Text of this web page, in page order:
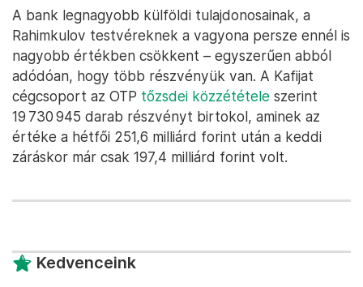
A bank legnagyobb külföldi tulajdonosainak, a
Rahimkulov testvéreknek a vagyona persze ennél is
nagyobb értékben csökkent – egyszerűen abból
adódóan, hogy több részvényük van. A Kafijat
cégcsoport az OTP tőzsdei közzététele szerint
19 730 945 darab részvényt birtokol, aminek az
értéke a hétfői 251,6 milliárd forint után a keddi
záráskor már csak 197,4 milliárd forint volt.
Kedvenceink